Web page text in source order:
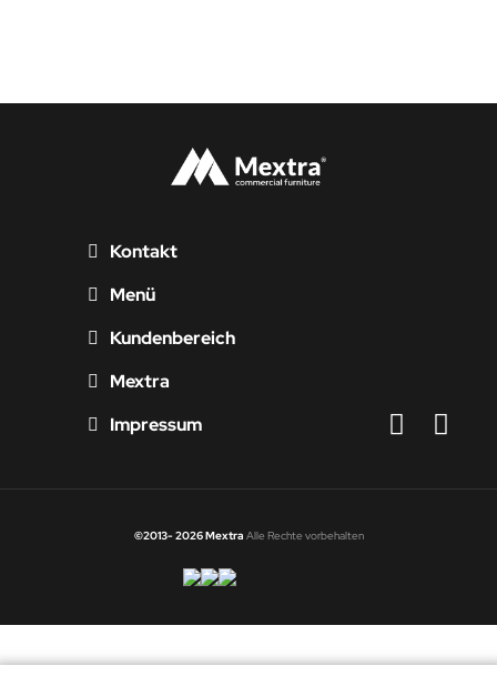
Kontakt
Menü
Kundenbereich
Mextra
Impressum
©2013- 2026 Mextra Alle Rechte vorbehalten